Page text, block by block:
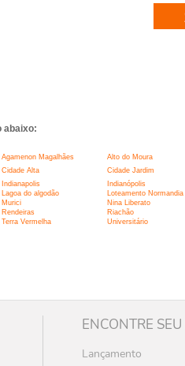
abaixo:
Agamenon Magalhães Alto do Moura
Cidade Alta Cidade Jardim
Indianapolis Indianópolis
Lagoa do algodão Loteamento Normandia
Murici Nina Liberato
Rendeiras Riachão
Terra Vermelha Universitário
ENCONTRE
Lançamento